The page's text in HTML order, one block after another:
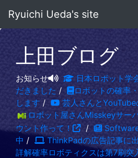
Ryuichi Ueda's site
上田ブログ
お知らせ
日本ロボット学
だきました /
ロボットの確率
します / 芸人さんと
ロボット屋さんMisskeyサー
ウント作って！
/
中 / ThinkPadの広告記事に出
詳解確率ロボティクスは第7刷突